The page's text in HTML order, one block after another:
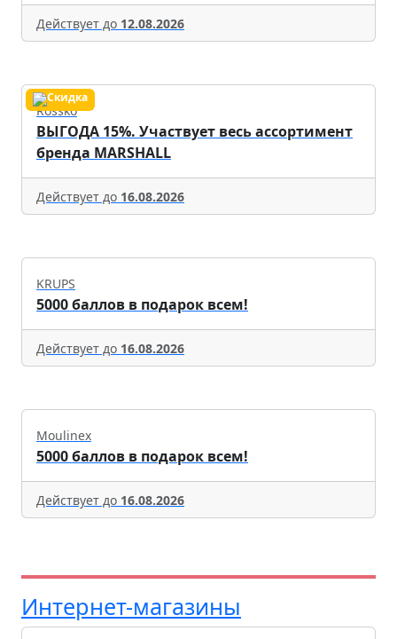
Действует до 12.08.2026
Rossko
ВЫГОДА 15%. Участвует весь ассортимент
бренда MARSHALL
Действует до 16.08.2026
KRUPS
5000 баллов в подарок всем!
Действует до 16.08.2026
Moulinex
5000 баллов в подарок всем!
Действует до 16.08.2026
Интернет-магазины